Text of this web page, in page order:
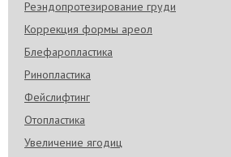
Реэндопротезирование груди
Коррекция формы ареол
Блефаропластика
Ринопластика
Фейслифтинг
Отопластика
Увеличение ягодиц